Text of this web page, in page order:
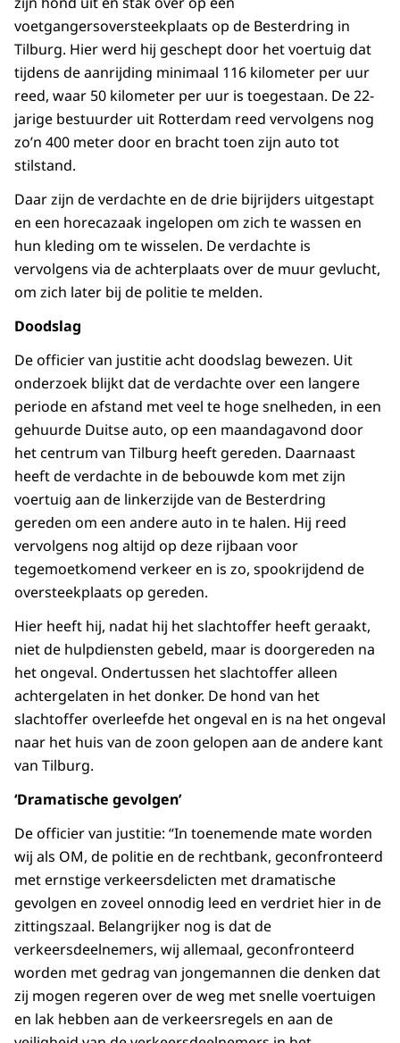
voetgangersoversteekplaats op de Besterdring in
Tilburg. Hier werd hij geschept door het voertuig dat
tijdens de aanrijding minimaal 116 kilometer per uur
reed, waar 50 kilometer per uur is toegestaan. De 22-
jarige bestuurder uit Rotterdam reed vervolgens nog
zo’n 400 meter door en bracht toen zijn auto tot
stilstand.
Daar zijn de verdachte en de drie bijrijders uitgestapt
en een horecazaak ingelopen om zich te wassen en
hun kleding om te wisselen. De verdachte is
vervolgens via de achterplaats over de muur gevlucht,
om zich later bij de politie te melden.
Doodslag
De officier van justitie acht doodslag bewezen. Uit
onderzoek blijkt dat de verdachte over een langere
periode en afstand met veel te hoge snelheden, in een
gehuurde Duitse auto, op een maandagavond door
het centrum van Tilburg heeft gereden. Daarnaast
heeft de verdachte in de bebouwde kom met zijn
voertuig aan de linkerzijde van de Besterdring
gereden om een andere auto in te halen. Hij reed
vervolgens nog altijd op deze rijbaan voor
tegemoetkomend verkeer en is zo, spookrijdend de
oversteekplaats op gereden.
Hier heeft hij, nadat hij het slachtoffer heeft geraakt,
niet de hulpdiensten gebeld, maar is doorgereden na
het ongeval. Ondertussen het slachtoffer alleen
achtergelaten in het donker. De hond van het
slachtoffer overleefde het ongeval en is na het ongeval
naar het huis van de zoon gelopen aan de andere kant
van Tilburg.
‘Dramatische gevolgen’
De officier van justitie: “In toenemende mate worden
wij als OM, de politie en de rechtbank, geconfronteerd
met ernstige verkeersdelicten met dramatische
gevolgen en zoveel onnodig leed en verdriet hier in de
zittingszaal. Belangrijker nog is dat de
verkeersdeelnemers, wij allemaal, geconfronteerd
worden met gedrag van jongemannen die denken dat
zij mogen regeren over de weg met snelle voertuigen
en lak hebben aan de verkeersregels en aan de